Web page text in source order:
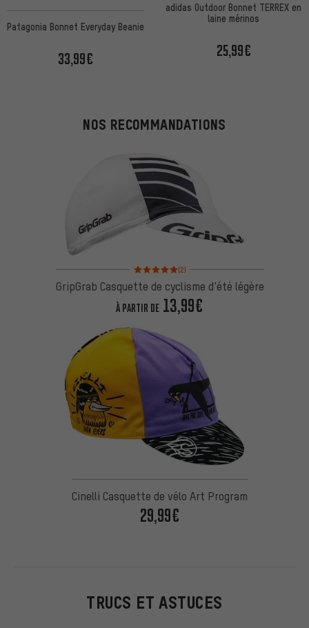
Patagonia Bonnet Everyday Beanie
33,99€
adidas Outdoor Bonnet TERREX en
laine mérinos
25,99€
NOS RECOMMANDATIONS
Note moyenne : 5 sur 5 d'après 2 avis
(2)
GripGrab Casquette de cyclisme d'été légère
À PARTIR DE 13,99€
Cinelli Casquette de vélo Art Program
29,99€
TRUCS ET ASTUCES